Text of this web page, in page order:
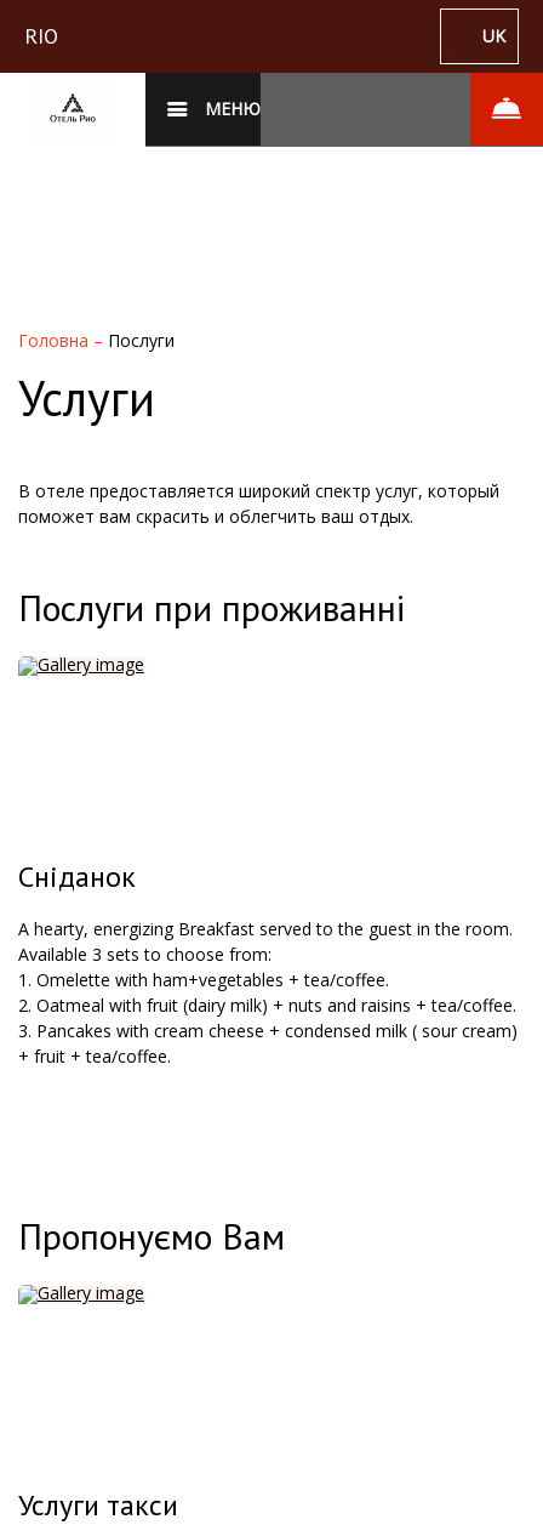
RIO UK
МЕНЮ
Головна – Послуги
Услуги
В отеле предоставляется широкий спектр услуг, который
Послуги при проживанні
Сніданок
A hearty, energizing Breakfast served to the guest in the room.
Available 3 sets to choose from:
1. Omelette with ham+vegetables + tea/coffee.
2. Oatmeal with fruit (dairy milk) + nuts and raisins + tea/coffee.
3. Pancakes with cream cheese + condensed milk ( sour cream)
+ fruit + tea/coffee.
Пропонуємо Вам
Услуги такси